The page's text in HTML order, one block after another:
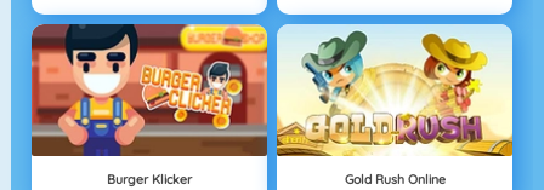
Burger Klicker Gold Rush Online